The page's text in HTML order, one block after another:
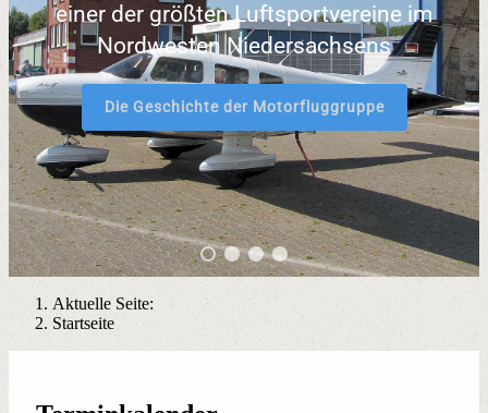
einer der größten Luftsportvereine im
Nordwesten Niedersachsens
Die Geschichte der Motorfluggruppe
Aktuelle Seite:
Startseite